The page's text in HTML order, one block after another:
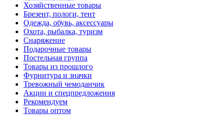
Хозяйственные товары
Брезент, пологи, тент
Одежда, обувь, аксессуары
Охота, рыбалка, туризм
Снаряжение
Подарочные товары
Постельная группа
Товары из прошлого
Фурнитура и значки
Тревожный чемоданчик
Акции и спецпредложения
Рекомендуем
Товары оптом